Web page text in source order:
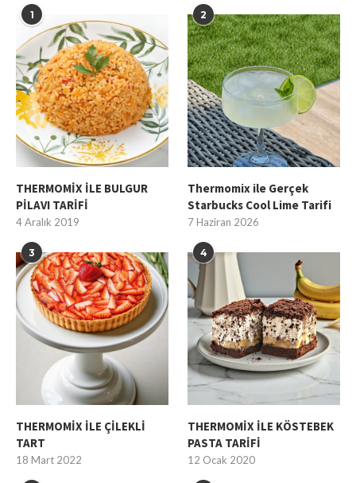
1
THERMOMİX İLE BULGUR
PİLAVI TARİFİ
4 Aralık 2019
2
Thermomix ile Gerçek
Starbucks Cool Lime Tarifi
7 Haziran 2026
3
THERMOMİX İLE ÇİLEKLİ
TART
18 Mart 2022
4
THERMOMİX İLE KÖSTEBEK
PASTA TARİFİ
12 Ocak 2020